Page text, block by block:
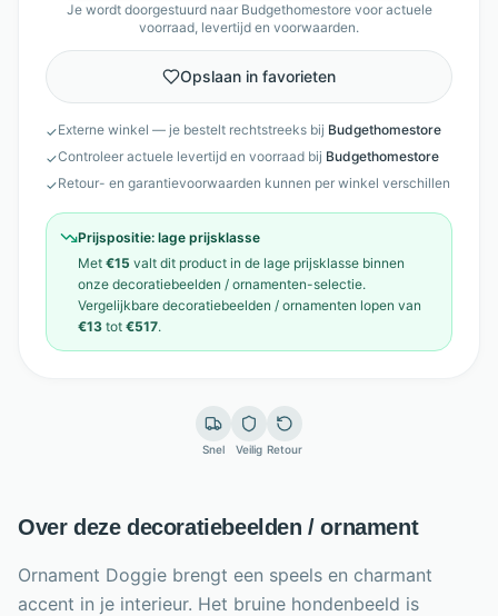
Je wordt doorgestuurd naar Budgethomestorevoor actuele
voorraad, levertijd en voorwaarden.
Opslaan in favorieten
✓Externe winkel — je bestelt rechtstreeks bij Budgethomestore
✓Controleer actuele levertijd en voorraad bij Budgethomestore
✓Retour- en garantievoorwaarden kunnen per winkel verschillen
Prijspositie: lage prijsklasse
Met €15 valt dit product in de lage prijsklasse binnen
onze decoratiebeelden / ornamenten-selectie.
Vergelijkbare decoratiebeelden / ornamenten lopen van
€13 tot €517.
Snel Veilig Retour
Over deze decoratiebeelden / ornament
Ornament Doggie brengt een speels en charmant
accent in je interieur. Het bruine hondenbeeld is